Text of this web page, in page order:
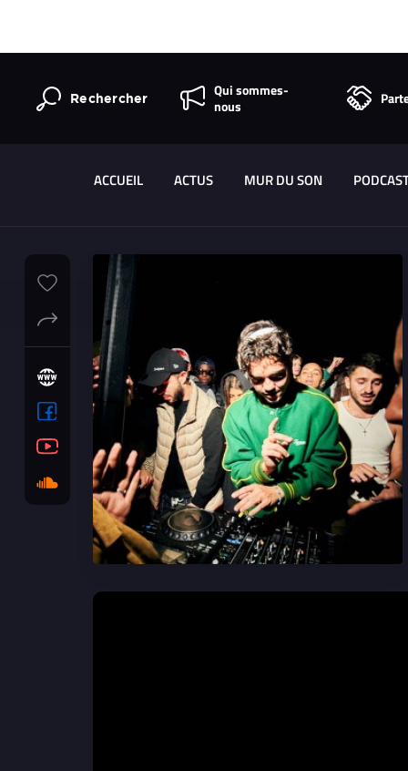
Rechercher
Qui sommes-
nous
ACCUEIL ACTUS MUR DU SON